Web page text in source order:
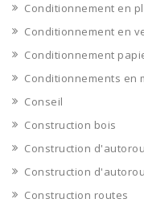
Conditionnement en
Conditionnement en
Conditionnement
Conditionnements en
Conseil
Construction bois
Construction
Construction
Construction routes